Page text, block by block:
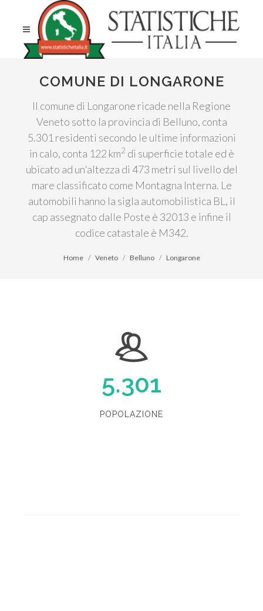
COMUNE DI LONGARONE
Il comune di Longarone ricade nella Regione
Veneto sotto la provincia di Belluno, conta
5.301 residenti secondo le ultime informazioni
in calo, conta 122 km2 di superficie totale ed è
ubicato ad un'altezza di 473 metri sul livello del
mare classificato come Montagna Interna. Le
automobili hanno la sigla automobilistica BL, il
cap assegnato dalle Poste è 32013 e infine il
codice catastale è M342.
Home Veneto Belluno Longarone
5.301
POPOLAZIONE